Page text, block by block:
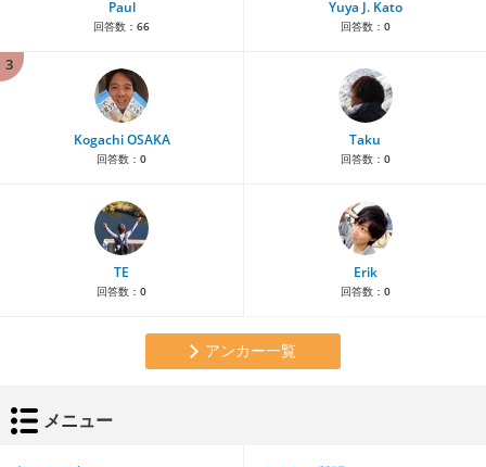
Paul
回答数： 66
Yuya J. Kato
回答数： 0
3
Kogachi OSAKA
回答数： 0
Taku
回答数： 0
TE
回答数： 0
Erik
回答数： 0
アンカー一覧
メニュー